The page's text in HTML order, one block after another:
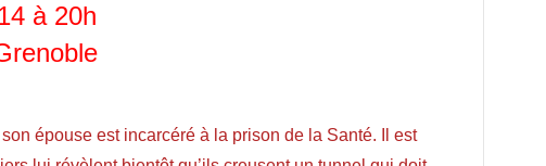
à 20h
épouse est incarcéré à la prison de la Santé. Il est